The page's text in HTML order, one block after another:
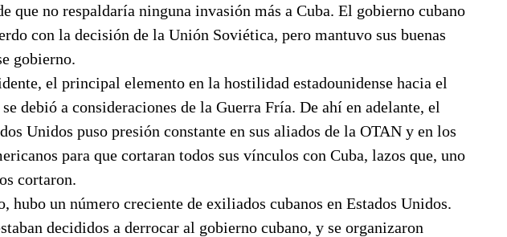
que no respaldaría ninguna invasión más a Cuba. El gobierno cubano
con la decisión de la Unión Soviética, pero mantuvo sus buenas
gobierno.
el principal elemento en la hostilidad estadounidense hacia el
debió a consideraciones de la Guerra Fría. De ahí en adelante, el
Unidos puso presión constante en sus aliados de la OTAN y en los
para que cortaran todos sus vínculos con Cuba, lazos que, uno
cortaron.
hubo un número creciente de exiliados cubanos en Estados Unidos.
decididos a derrocar al gobierno cubano, y se organizaron